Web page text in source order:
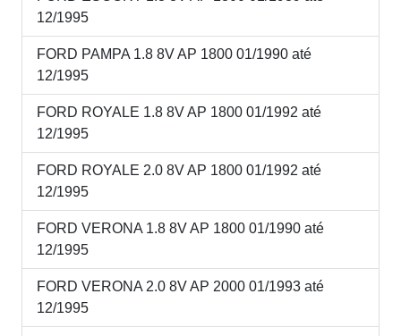
12/1995
FORD PAMPA 1.8 8V AP 1800 01/1990 até
12/1995
FORD ROYALE 1.8 8V AP 1800 01/1992 até
12/1995
FORD ROYALE 2.0 8V AP 1800 01/1992 até
12/1995
FORD VERONA 1.8 8V AP 1800 01/1990 até
12/1995
FORD VERONA 2.0 8V AP 2000 01/1993 até
12/1995